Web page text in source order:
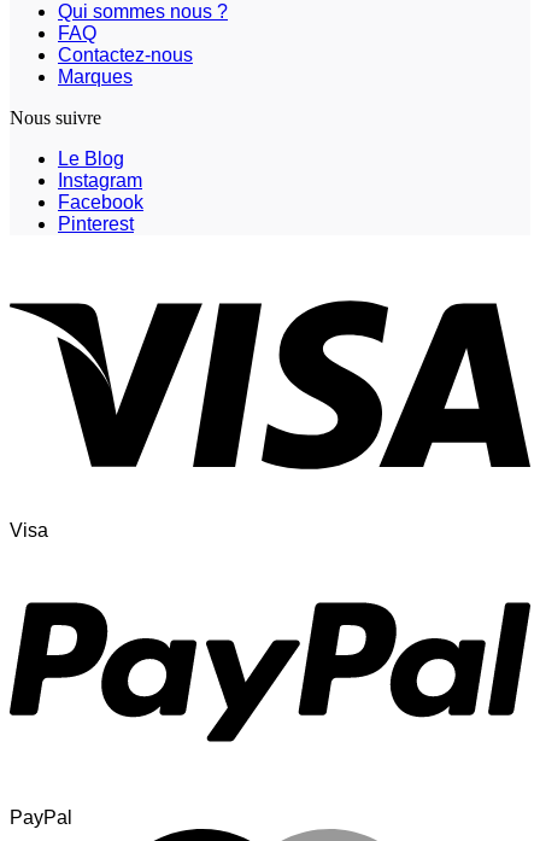
Qui sommes nous ?
FAQ
Contactez-nous
Marques
Nous suivre
Le Blog
Instagram
Facebook
Pinterest
Visa
PayPal